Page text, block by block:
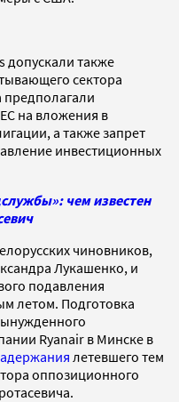
допускали также
сектора
предполагали
на вложения в
а также запрет
инвестиционных
чем известен
чиновников,
Лукашенко, и
подавления
летом. Подготовка
Ryanair в Минске в
летевшего тем
оппозиционного